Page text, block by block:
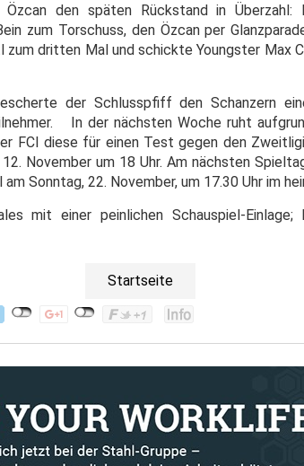
Özcan den späten Rückstand in
zum Torschuss, den Özcan per
dritten Mal und schickte Youngster Max
der Schlusspfiff den Schanzern
In der nächsten Woche ruht
FCI diese für einen Test gegen den
November um 18 Uhr. Am nächsten
Sonntag, 22. November, um 17.30 Uhr im
mit einer peinlichen Schauspiel-
Startseite